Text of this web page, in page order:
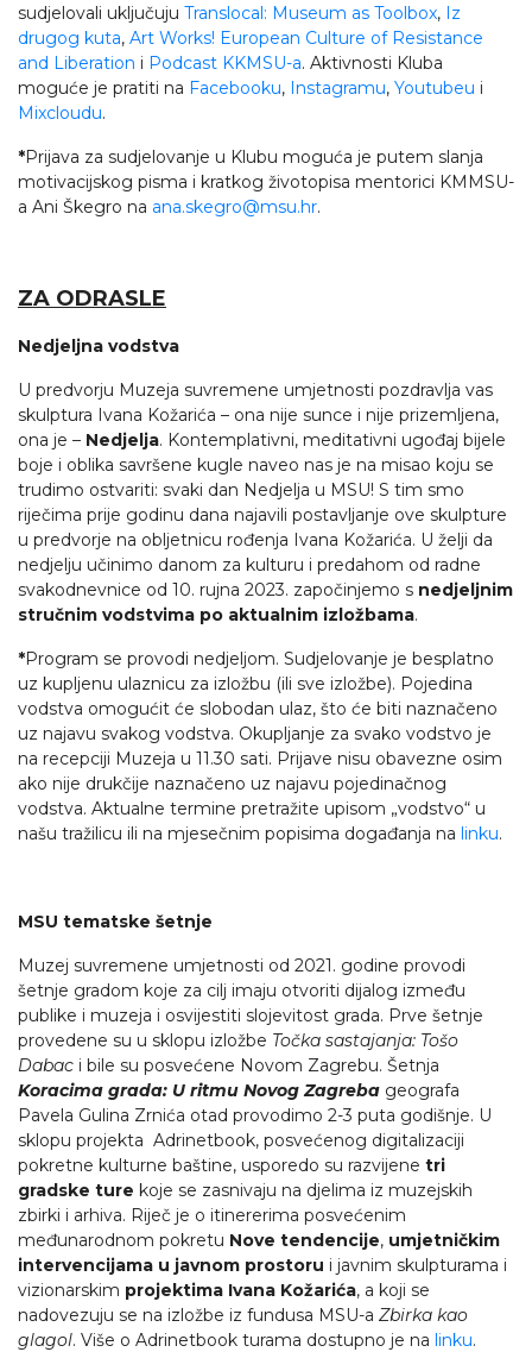
sudjelovali uključuju Translocal: Museum as Toolbox, Iz
drugog kuta, Art Works! European Culture of Resistance
and Liberation i Podcast KKMSU-a. Aktivnosti Kluba
moguće je pratiti na Facebooku, Instagramu, Youtubeu i
Mixcloudu.
*Prijava za sudjelovanje u Klubu moguća je putem slanja
motivacijskog pisma i kratkog životopisa mentorici KMMSU-
a Ani Škegro na ana.skegro@msu.hr.
ZA ODRASLE
Nedjeljna vodstva
U predvorju Muzeja suvremene umjetnosti pozdravlja vas
skulptura Ivana Kožarića – ona nije sunce i nije prizemljena,
ona je – Nedjelja. Kontemplativni, meditativni ugođaj bijele
boje i oblika savršene kugle naveo nas je na misao koju se
trudimo ostvariti: svaki dan Nedjelja u MSU! S tim smo
riječima prije godinu dana najavili postavljanje ove skulpture
u predvorje na obljetnicu rođenja Ivana Kožarića. U želji da
nedjelju učinimo danom za kulturu i predahom od radne
svakodnevnice od 10. rujna 2023. započinjemo s nedjeljnim
stručnim vodstvima po aktualnim izložbama.
*Program se provodi nedjeljom. Sudjelovanje je besplatno
uz kupljenu ulaznicu za izložbu (ili sve izložbe). Pojedina
vodstva omogućit će slobodan ulaz, što će biti naznačeno
uz najavu svakog vodstva. Okupljanje za svako vodstvo je
na recepciji Muzeja u 11.30 sati. Prijave nisu obavezne osim
ako nije drukčije naznačeno uz najavu pojedinačnog
vodstva. Aktualne termine pretražite upisom „vodstvo“ u
našu tražilicu ili na mjesečnim popisima događanja na linku.
MSU tematske šetnje
Muzej suvremene umjetnosti od 2021. godine provodi
šetnje gradom koje za cilj imaju otvoriti dijalog između
publike i muzeja i osvijestiti slojevitost grada. Prve šetnje
provedene su u sklopu izložbe Točka sastajanja: Tošo
Dabac i bile su posvećene Novom Zagrebu. Šetnja
Koracima grada: U ritmu Novog Zagreba geografa
Pavela Gulina Zrnića otad provodimo 2-3 puta godišnje. U
sklopu projekta Adrinetbook, posvećenog digitalizaciji
pokretne kulturne baštine, usporedo su razvijene tri
gradske ture koje se zasnivaju na djelima iz muzejskih
zbirki i arhiva. Riječ je o itinererima posvećenim
međunarodnom pokretu Nove tendencije, umjetničkim
intervencijama u javnom prostoru i javnim skulpturama i
vizionarskim projektima Ivana Kožarića, a koji se
nadovezuju se na izložbe iz fundusa MSU-a Zbirka kao
glagol. Više o Adrinetbook turama dostupno je na linku.